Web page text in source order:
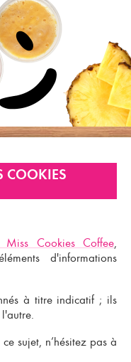
COOKIES
Miss Cookies Coffee,
d'informations
à titre indicatif ; ils
sujet, n’hésitez pas à